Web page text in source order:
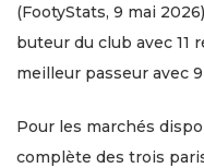
(FootyStats, 9 mai
buteur du club avec 11
meilleur passeur avec
Pour les marchés
complète des trois